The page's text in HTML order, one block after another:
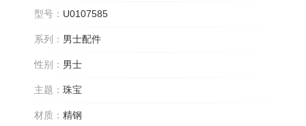
型号： U0107585
系列： 男士配件
性别： 男士
主题： 珠宝
材质： 精钢